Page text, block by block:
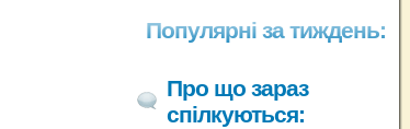
Популярні за тиждень:
Про що зараз
спілкуються: